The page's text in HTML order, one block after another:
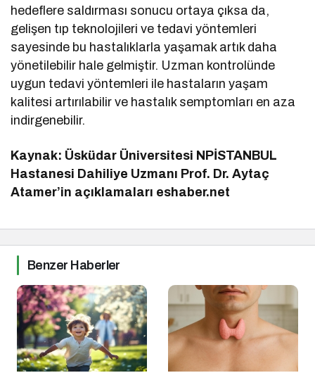
hedeflere saldırması sonucu ortaya çıksa da,
gelişen tıp teknolojileri ve tedavi yöntemleri
sayesinde bu hastalıklarla yaşamak artık daha
yönetilebilir hale gelmiştir. Uzman kontrolünde
uygun tedavi yöntemleri ile hastaların yaşam
kalitesi artırılabilir ve hastalık semptomları en aza
indirgenebilir.
Kaynak: Üsküdar Üniversitesi NPİSTANBUL
Hastanesi Dahiliye Uzmanı Prof. Dr. Aytaç
Atamer’in açıklamaları eshaber.net
Benzer Haberler